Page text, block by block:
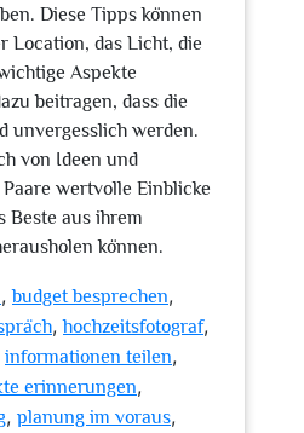
Diese Tipps können
Location, das Licht, die
Aspekte
beitragen, dass die
unvergesslich werden.
von Ideen und
wertvolle Einblicke
Beste aus ihrem
können.
,budget besprechen,
,hochzeitsfotograf,
informationen teilen,
erinnerungen,
, planung im voraus,